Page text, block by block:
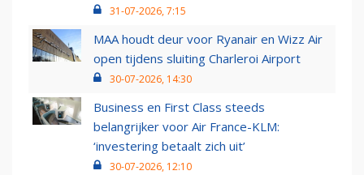
31-07-2026, 7:15
MAA houdt deur voor Ryanair en Wizz Air
open tijdens sluiting Charleroi Airport
30-07-2026, 14:30
Business en First Class steeds
belangrijker voor Air France-KLM:
‘investering betaalt zich uit’
30-07-2026, 12:10